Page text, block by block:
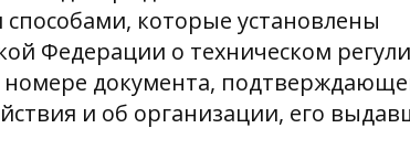
которые установлены
Федерации о техническом
документа,
и об организации, его